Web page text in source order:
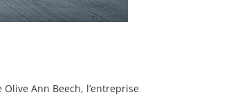
Ann Beech, l’entreprise